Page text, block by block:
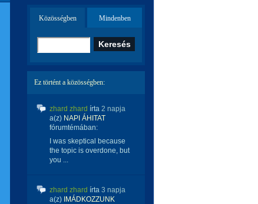
Közösségben Mindenben
Ez történt a közösségben:
zhard zhard írta 2 napja
a(z) NAPI ÁHITAT
fórumtémában:
I was skeptical because
the topic is overdone, but
you ...
zhard zhard írta 3 napja
a(z) IMÁDKOZZUNK